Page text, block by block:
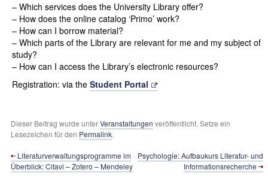
– Which services does the University Library offer?
– How does the online catalog ‘Primo’ work?
– How can I borrow material?
– Which parts of the Library are relevant for me and my subject of
study?
– How can I access the Library’s electronic resources?
Registration: via the Student Portal
Dieser Beitrag wurde unterVeranstaltungen veröffentlicht. Setze ein
Lesezeichen für den Permalink.
Literaturverwaltungsprogramme im
Überblick: Citavi – Zotero – Mendeley
Psychologie: Aufbaukurs Literatur- und
Informationsrecherche